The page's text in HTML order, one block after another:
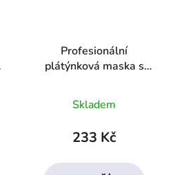
Profesionální
plátýnková maska s
hodnocení
produktu
4,1
Skladem
233 Kč